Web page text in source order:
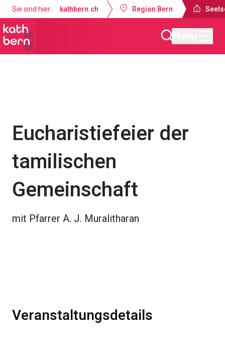
Sie sind hier: kathbern.ch Region Bern
Eucharistiefeier der
tamilischen
Gemeinschaft
mit Pfarrer A. J. Muralitharan
Veranstaltungsdetails